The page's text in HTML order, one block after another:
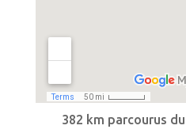
382 km parcourus